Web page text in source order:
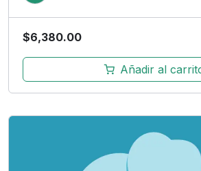
$6,380.00
Añadir al